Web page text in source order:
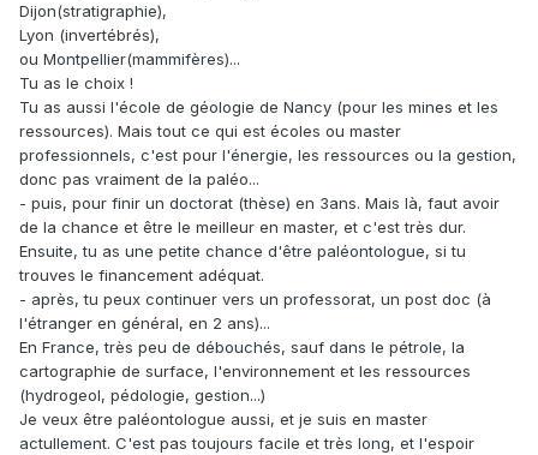
Dijon(stratigraphie),
Lyon (invertébrés),
ou Montpellier(mammifères)...
Tu as le choix !
Tu as aussi l'école de géologie de Nancy (pour les mines et les
ressources). Mais tout ce qui est écoles ou master
professionnels, c'est pour l'énergie, les ressources ou la gestion,
donc pas vraiment de la paléo...
- puis, pour finir un doctorat (thèse) en 3ans. Mais là, faut avoir
de la chance et être le meilleur en master, et c'est très dur.
Ensuite, tu as une petite chance d'être paléontologue, si tu
trouves le financement adéquat.
- après, tu peux continuer vers un professorat, un post doc (à
l'étranger en général, en 2 ans)...
En France, très peu de débouchés, sauf dans le pétrole, la
cartographie de surface, l'environnement et les ressources
(hydrogeol, pédologie, gestion...)
Je veux être paléontologue aussi, et je suis en master
actullement. C'est pas toujours facile et très long, et l'espoir